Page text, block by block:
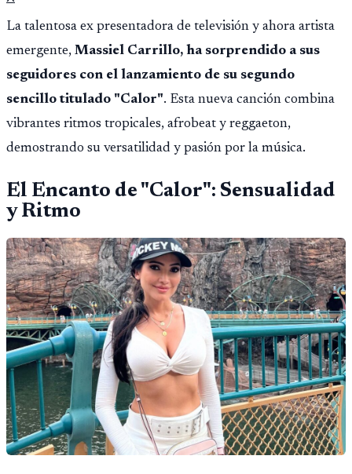
La talentosa ex presentadora de televisión y ahora artista
emergente, Massiel Carrillo, ha sorprendido a sus
seguidores con el lanzamiento de su segundo
sencillo titulado "Calor". Esta nueva canción combina
vibrantes ritmos tropicales, afrobeat y reggaeton,
demostrando su versatilidad y pasión por la música.
El Encanto de "Calor": Sensualidad
y Ritmo